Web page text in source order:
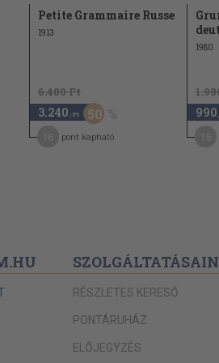
Petite Grammaire Russe
1913
6.480 Ft
3.240 ,-Ft 50
pont kapható
1980
990
RÉSZLETES KERESŐ
PONTÁRUHÁZ
ELŐJEGYZÉS